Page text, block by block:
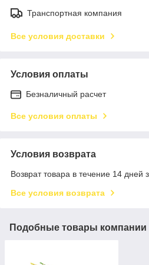
Транспортная компания
Все условия доставки
Условия оплаты
Безналичный расчет
Все условия оплаты
Условия возврата
Возврат товара в течение 14 дней
Все условия возврата
Подобные товары компании